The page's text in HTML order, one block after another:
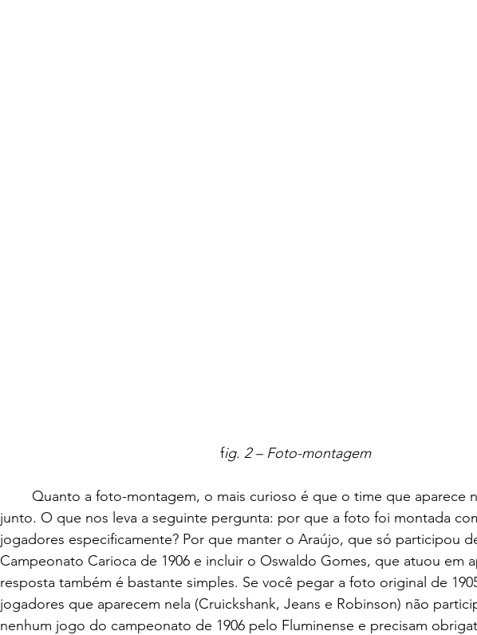
fig. 2 – Foto-montagem
junto. O que nos leva a seguinte pergunta: por que a foto foi montada
jogadores especificamente? Por que manter o Araújo, que só participou
Campeonato Carioca de 1906 e incluir o Oswaldo Gomes, que atuou em
resposta também é bastante simples. Se você pegar a foto original de
jogadores que aparecem nela (Cruickshank, Jeans e Robinson) não
nenhum jogo do campeonato de 1906 pelo Fluminense e precisam